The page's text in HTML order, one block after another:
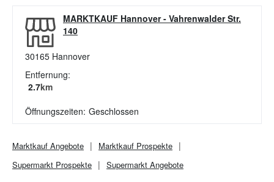
MARKTKAUF Hannover- Vahrenwalder Str.
140
30165 Hannover
Entfernung:
2.7km
Öffnungszeiten: Geschlossen
Marktkauf Angebote Marktkauf Prospekte
Supermarkt Prospekte Supermarkt Angebote